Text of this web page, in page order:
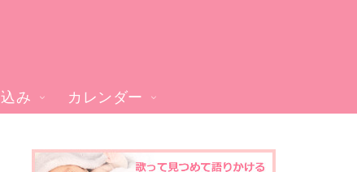
み カレンダー